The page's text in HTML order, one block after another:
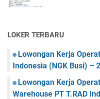
LOKER TERBARU
Lowongan Kerja
Indonesia (NGK Busi) –
Lowongan Kerja
Warehouse PT T.RAD